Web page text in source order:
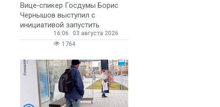
Вице‑спикер Госдумы Борис
Чернышов выступил с
инициативой запустить
ежегодную федеральную
программу
- она предполагает
16:06
03 августа 2026
1764